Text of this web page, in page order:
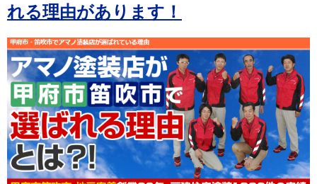
れる理由があります！